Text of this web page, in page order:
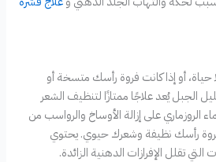
حياة، أو إذا كانت فروة رأسك متسخة أو
الجبل يُعد علاجًا ممتازًا لتنظيف الشعر
على إزالة الأوساخ والرواسب من
فروة رأسك نظيفة وشعرك حيوي. يحتوي
التي تقلل الإفرازات الدهنية الزائدة.